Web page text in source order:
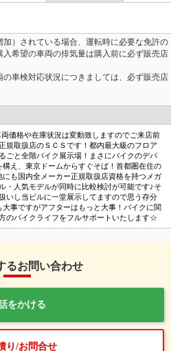
）されている場合、運転時に必要な免許の
希望の車両の排気量は購入前に必ず販売店
車検対応状況につきましては、必ず販売店
価格や在庫状況は変動致しますのでご来店前
規取扱店のＳＣＳです！都内最大級のフロア
ごと全階バイク展示場！まさにバイクのデパ
え、東京ドームからすぐそば！首都圏在住の
も国内全メーカー正規取扱店資格を持つメガ
・人気モデルが同時に比較検討が可能です♪そ
いし当ビルに一堂展示してますので思う存分
事ですがアフターはもっと大事！バイクに関
のバイクライフをフルサポートいたします☆
るお問い合わせ
をかける
り/お問合せ